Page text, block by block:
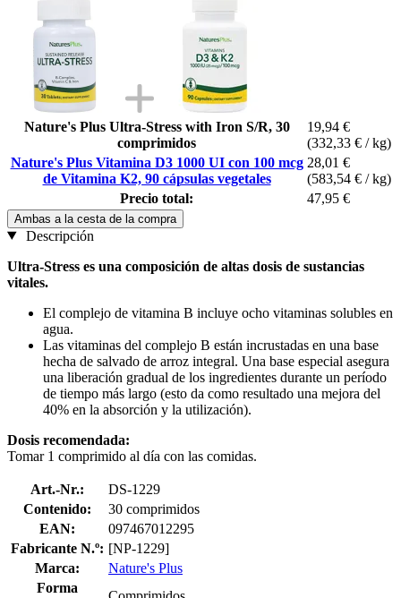
Nature's Plus Ultra-Stress with Iron S/R, 30
comprimidos
19,94 €
(332,33 € / kg)
Nature's Plus Vitamina D3 1000 UI con 100 mcg
de Vitamina K2, 90 cápsulas vegetales
28,01 €
(583,54 € / kg)
Precio total:
47,95 €
Ambas a la cesta de la compra
Descripción
Ultra-Stress es una composición de altas dosis de sustancias
vitales.
El complejo de vitamina B incluye ocho vitaminas solubles en
agua.
Las vitaminas del complejo B están incrustadas en una base
hecha de salvado de arroz integral. Una base especial asegura
una liberación gradual de los ingredientes durante un período
de tiempo más largo (esto da como resultado una mejora del
40% en la absorción y la utilización).
Dosis recomendada:
Tomar 1 comprimido al día con las comidas.
Art.-Nr.:
DS-1229
Contenido:
30 comprimidos
EAN:
097467012295
Fabricante N.º: [NP-1229]
Marca:
Nature's Plus
Forma